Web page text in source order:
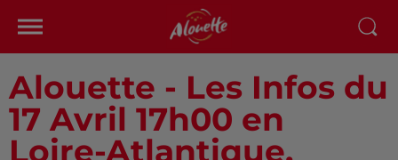
Alouette - Les Infos du
17 Avril 17h00 en
Loire-Atlantique.